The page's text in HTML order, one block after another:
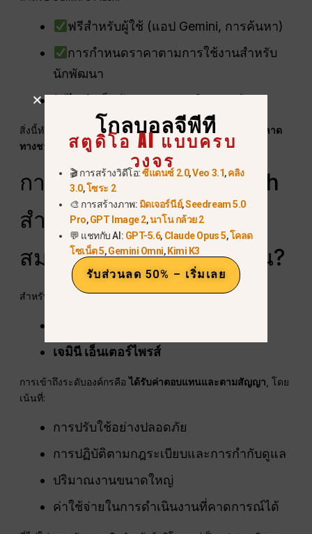
ฟรีสำหรับผู้ใช้ (แอป Gemini, การค้นหา)
การกำหนดราคาตามการใช้งานสำหรับ
นักพัฒนา
ไม่จำเป็นต้องสมัครสมาชิกรายเดือน
สิ่งนี้ทำให้ Gemini 3 Flash เป็นของ Googleโมเดลความฉลาด
ทางชายแดนที่เข้าถึงได้มากที่สุด
การเข้าถึง Gemini 3 Flash
สำหรับองค์กร: แบบสมัคร
สมาชิกหรือตามการใช้งาน?
สำหรับธุรกิจ Gemini 3 Flash มีให้บริการผ่าน:
เจมินี เอ็นเตอร์ไพรส์
การเข้าถึงระดับองค์กรคือได้รับค่าตอบแทนและตามสัญญา , โดย
เน้นที่:
การปรับใช้อย่างปลอดภัย
การปฏิบัติตามกฎระเบียบและการกำกับดูแล
ปริมาณงานขนาดใหญ่
ค่าใช้จ่ายในการดำเนินงานที่คาดการณ์ได้
โกลบอลจีพีที
สตูดิโอ AI แบบครบ
วงจร
🎬 การสร้างวิดีโอ:ซีแดนซ์ 2.0,Veo 3.1,คลิง
3.0,โซระ 2
🎨 การสร้างภาพ: มิดเจอร์นีย์,Seedream 5.0
Pro,GPT Image 2,นาโน กล้วย 2
💬 แชทกับ AI: GPT-5.6, Claude Opus 5,โคลด
โซเน็ต 5,Gemini Omni, Kimi K3
รับส่วนลด 50% – เริ่มเลย